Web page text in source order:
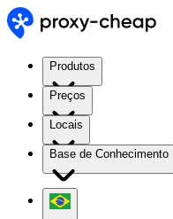
Produtos
Preços
Locais
Base de Conhecimento